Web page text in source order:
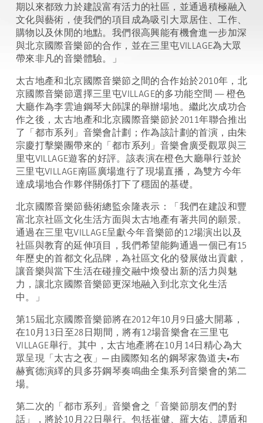
期以來都致力於建設富有活力的社區，並通過積極融入
文化與藝術，使我們的項目成為吸引大眾居住、工作、
購物以及休閒的地點。我們很高興能有機會進一步加深
與北京國際音樂節的合作，並在三里屯VILLAGE為大眾
帶來非凡的音樂體驗。」
太古地產和北京國際音樂節之間的合作始於2010年，北
京國際音樂節選擇三里屯VILLAGE的多功能空間 — 橙色
大廳作為李雲迪鋼琴大師課的舉辦場地。繼此次成功合
作之後，太古地產和北京國際音樂節於2011年聯合推出
了「都市系列」音樂會計劃；作為該計劃的首演，由朱
宗慶打擊樂團帶來的「都市系列」音樂會廣受觀眾與三
里屯VILLAGE遊客的好評。該表演在橙色大廳舉行並於
三里屯VILLAGE南區廣場進行了現場直播，為雙方今年
達成場地合作夥伴關係打下了穩固的基礎。
北京國際音樂節藝術總監余隆表示：「我們在建設和豐
富北京社區文化生活方面與太古地產有著共同的願景。
通過在三里屯VILLAGE呈獻今年音樂節的12場演出以及
社區與教育的延伸項目，我們希望能夠通過一個已有15
年歷史的首都文化品牌，為社區文化的發展做出貢獻，
讓音樂與當下生活在碰撞交融中煥發出新的活力與魅
力，讓北京國際音樂節更深地融入到北京文化生活
中。」
第15屆北京國際音樂節將在2012年10月9日盛大開幕，
在10月13日至28日期間，將有12場音樂會在三里屯
VILLAGE舉行。其中，太古地產將在10月14日精心為大
眾呈現「太古之夜」─ 由國際知名的鋼琴家魯道夫•布
赫賓德演繹的貝多芬鋼琴奏鳴曲全集系列音樂會的第二
場。
第二次的「都市系列」音樂會之「音樂節朋友們的對
話」，將於10月22日舉行。包括崔健、羅大佑、譚盾和